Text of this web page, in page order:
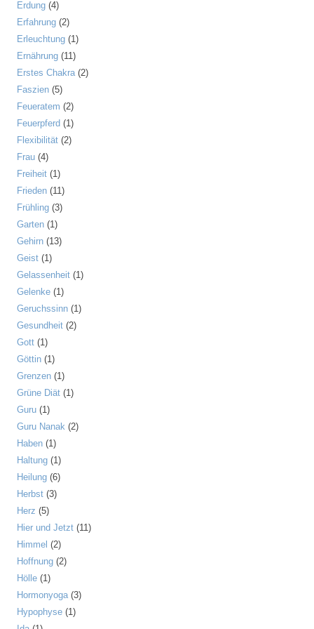
Erdung (4)
Erfahrung (2)
Erleuchtung (1)
Ernährung (11)
Erstes Chakra(2)
Faszien (5)
Feueratem (2)
Feuerpferd (1)
Flexibilität (2)
Frau (4)
Freiheit (1)
Frieden (11)
Frühling (3)
Garten (1)
Gehirn (13)
Geist (1)
Gelassenheit (1)
Gelenke (1)
Geruchssinn (1)
Gesundheit (2)
Gott (1)
Göttin (1)
Grenzen (1)
Grüne Diät (1)
Guru (1)
Guru Nanak (2)
Haben (1)
Haltung (1)
Heilung (6)
Herbst (3)
Herz (5)
Hier und Jetzt (11)
Himmel (2)
Hoffnung (2)
Hölle (1)
Hormonyoga(3)
Hypophyse (1)